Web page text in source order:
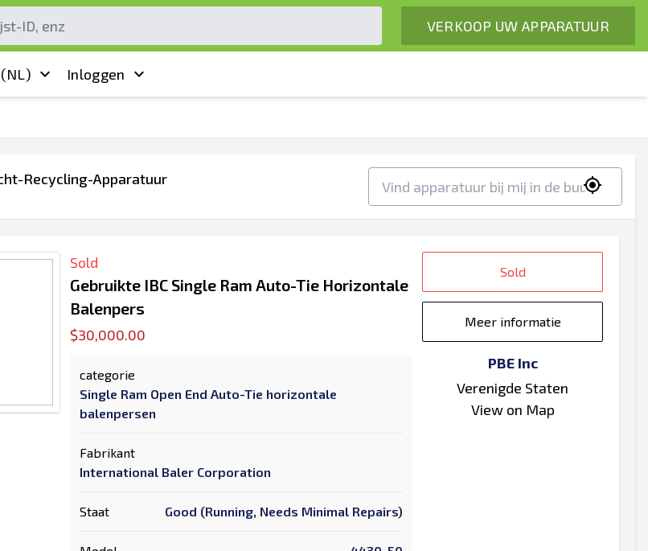
VERKOOP UW APPARATUUR
(NL) Inloggen
Recycling-Apparatuur
Sold
Gebruikte IBC Single Ram Auto-Tie Horizontale
Balenpers
$30,000.00
categorie
Single Ram Open End Auto-Tie horizontale
balenpersen
Fabrikant
International Baler Corporation
Staat Good (Running, Needs Minimal Repairs)
Sold
Meer informatie
PBE Inc
Verenigde Staten
View on Map